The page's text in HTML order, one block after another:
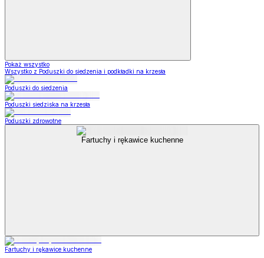
Pokaż wszystko
Wszystko z Poduszki do siedzenia i podkładki na krzesła
Poduszki do siedzenia
Poduszki siedziska na krzesła
Poduszki zdrowotne
Fartuchy i rękawice kuchenne
Fartuchy i rękawice kuchenne